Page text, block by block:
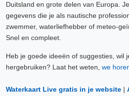
Duitsland en grote delen van Europa.
gegevens die je als nautische
zwemmer, waterliefhebber of meteo-
Snel en compleet.
Heb je goede ideeën of suggesties, wil
hergebruiken? Laat het weten, we
Waterkaart Live gratis in je website |